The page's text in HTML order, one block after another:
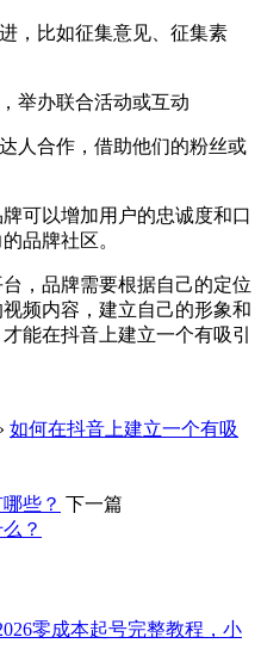
，比如征集意见、征集素
举办联合活动或互动
人合作，借助他们的粉丝或
可以增加用户的忠诚度和口
品牌社区。
，品牌需要根据自己的定位
频内容，建立自己的形象和
能在抖音上建立一个有吸引
如何在抖音上建立一个有吸
些？ 下一篇
？
零成本起号完整教程，小